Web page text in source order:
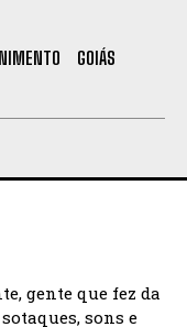
GOIÁS
gente que fez da
sons e